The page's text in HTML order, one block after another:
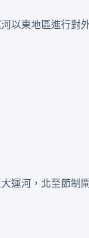
以東地區進行對
運河，北至節制